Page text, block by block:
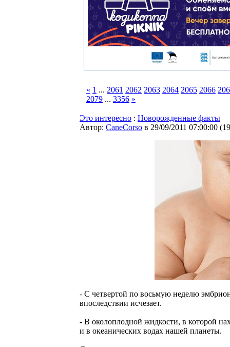
« 1 ... 2061 2062 2063 2064 2065 2066
2079 ... 3356 »
Это интересно : Новорожденные факты
Автор: CaneCorso в 29/09/2011 07:00:00 (
- С четвертой по восьмую неделю
впоследствии исчезает.
- В околоплодной жидкости, в которой
и в океанических водах нашей планеты.